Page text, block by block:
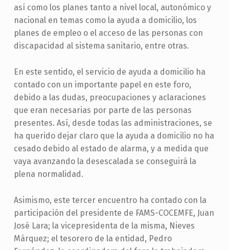
así como los planes tanto a nivel local, autonómico y
nacional en temas como la ayuda a domicilio, los
planes de empleo o el acceso de las personas con
discapacidad al sistema sanitario, entre otras.
En este sentido, el servicio de ayuda a domicilio ha
contado con un importante papel en este foro,
debido a las dudas, preocupaciones y aclaraciones
que eran necesarias por parte de las personas
presentes. Así, desde todas las administraciones, se
ha querido dejar claro que la ayuda a domicilio no ha
cesado debido al estado de alarma, y a medida que
vaya avanzando la desescalada se conseguirá la
plena normalidad.
Asimismo, este tercer encuentro ha contado con la
participación del presidente de FAMS-COCEMFE, Juan
José Lara; la vicepresidenta de la misma, Nieves
Márquez; el tesorero de la entidad, Pedro